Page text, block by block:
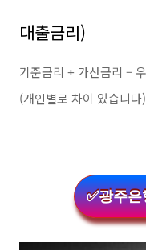
대출금리)
기준금리 + 가산금리 –
(개인별로 차이 있습니다)
✅광주